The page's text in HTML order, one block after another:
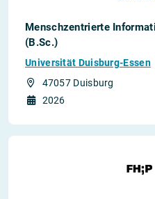
Menschzentrierte
(B.Sc.)
Universität Duisburg-Essen
47057 Duisburg
2026